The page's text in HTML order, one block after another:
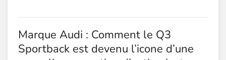
Marque Audi : Comment le Q3
Sportback est devenu l’icone d’une